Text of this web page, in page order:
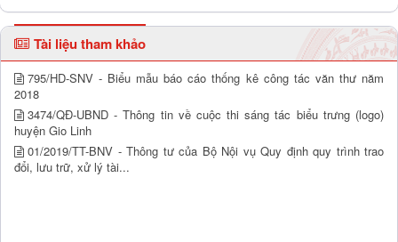
Tài liệu tham khảo
795/HD-SNV - Biểu mẫu báo cáo thống kê công tác văn thư năm
2018
3474/QĐ-UBND - Thông tin về cuộc thi sáng tác biểu trưng (logo)
huyện Gio Linh
01/2019/TT-BNV - Thông tư của Bộ Nội vụ Quy định quy trình trao
đổi, lưu trữ, xử lý tài...